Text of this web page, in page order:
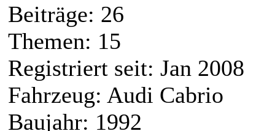
Beiträge: 26
Themen: 15
Registriert seit: Jan 2008
Fahrzeug: Audi Cabrio
Baujahr: 1992